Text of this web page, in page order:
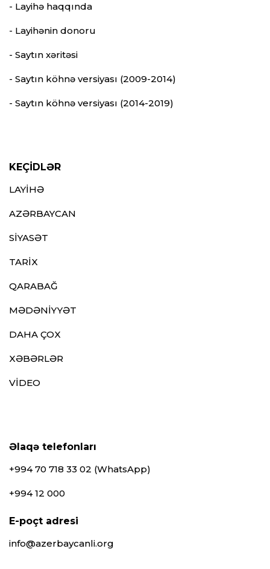
- Layihə haqqında
- Layihənin donoru
- Saytın xəritəsi
- Saytın köhnə versiyası (2009-2014)
- Saytın köhnə versiyası (2014-2019)
KEÇİDLƏR
LAYİHƏ
AZƏRBAYCAN
SİYASƏT
TARİX
QARABAĞ
MƏDƏNİYYƏT
DAHA ÇOX
XƏBƏRLƏR
VİDEO
Əlaqə telefonları
+994 70 718 33 02 (WhatsApp)
+994 12 000
E-poçt adresi
info@azerbaycanli.org